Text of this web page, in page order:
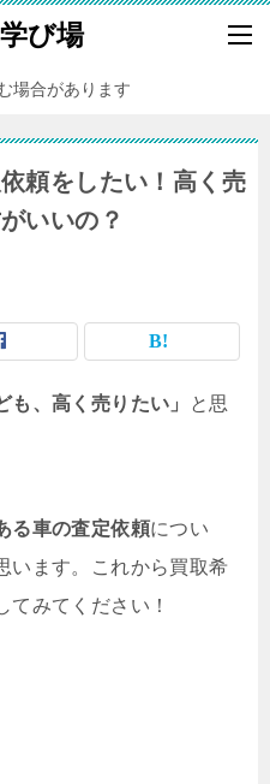
び場
場合があります
頼をしたい！高く売
いいの？
も、高く売りたい」
と思
る車の査定依頼につい
います。これから買取希
てみてください！